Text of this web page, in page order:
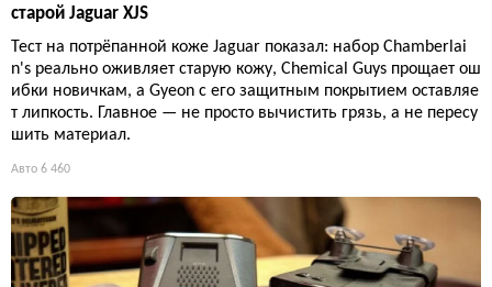
старой Jaguar XJS
Тест на потрёпанной коже Jaguar показал: набор Chamberlai
n's реально оживляет старую кожу, Chemical Guys прощает ош
ибки новичкам, а Gyeon с его защитным покрытием оставляе
т липкость. Главное — не просто вычистить грязь, а не пересу
шить материал.
Авто 6 460